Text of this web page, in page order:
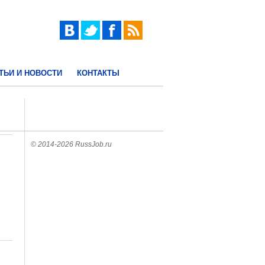
И НОВОСТИ КОНТАКТЫ
© 2014-2026 RussJob.ru